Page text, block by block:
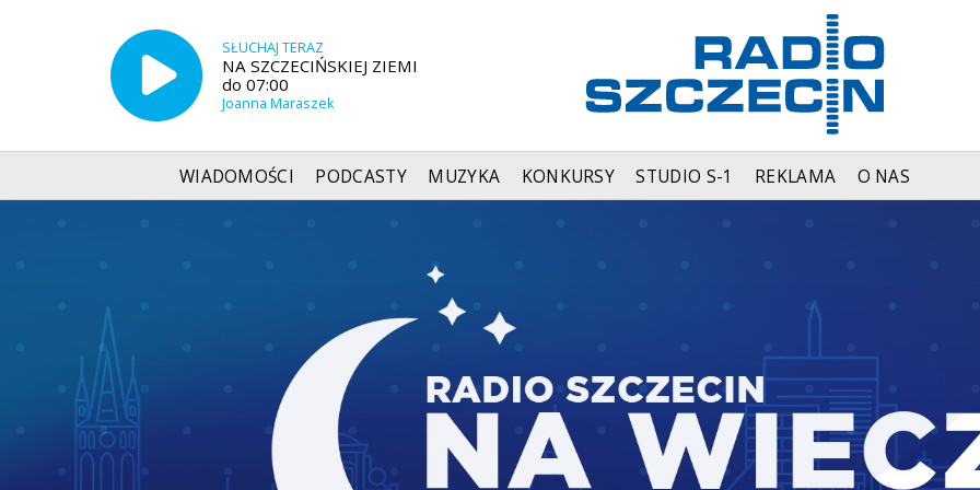
SŁUCHAJ TERAZ
NA SZCZECIŃSKIEJ ZIEMI
do 07:00
Joanna Maraszek
WIADOMOŚCI PODCASTY MUZYKA KONKURSY STUDIO S-1 REKLAMA O NAS